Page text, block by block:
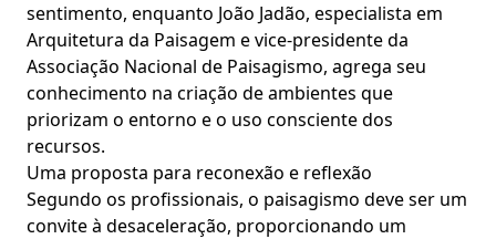
sentimento, enquanto João Jadão, especialista em
Arquitetura da Paisagem e vice-presidente da
Associação Nacional de Paisagismo, agrega seu
conhecimento na criação de ambientes que
priorizam o entorno e o uso consciente dos
recursos.
Uma proposta para reconexão e reflexão
Segundo os profissionais, o paisagismo deve ser um
convite à desaceleração, proporcionando um